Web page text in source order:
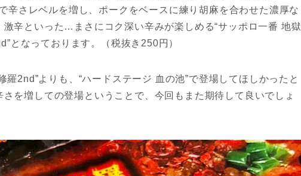
辛さレベルを増し、ポークをベースに練り胡麻を合わせた濃厚な
辛といった…まさにコク深い辛みが楽しめる“サッポロ一番 地獄
となっております。（税抜き250円）
2nd”よりも、“ハードステージ 血の池”で登場してほしかったと
を増しての登場ということで、今回もまた期待して良いでしょ